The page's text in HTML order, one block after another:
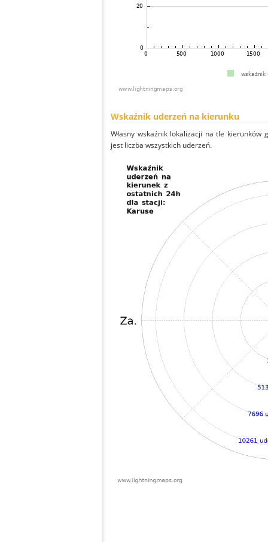
Wskaźnik uderzeń na kierunku
Własny wskaźnik lokalizacji na tle
jest liczba wszystkich uderzeń.